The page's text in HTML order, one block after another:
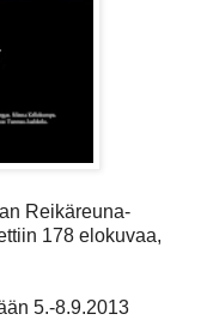
Reikäreuna-
178 elokuvaa,
5.-8.9.2013